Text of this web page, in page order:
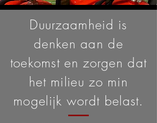
Duurzaamheid is
denken aan de
toekomst en zorgen dat
het milieu zo min
mogelijk wordt belast.